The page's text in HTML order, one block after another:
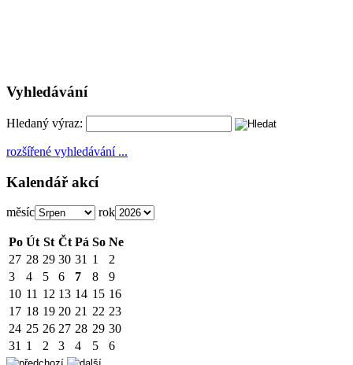
Vyhledávání
Hledaný výraz:
rozšířené vyhledávání ...
Kalendář akcí
měsíc rok
Po Út St Čt Pá So Ne
27 28 29 30 31 1
2
3
4 5 6 7 8
9
10 11 12 13 14 15 16
17 18 19 20 21 22 23
24 25 26 27 28 29 30
31 1 2 3 4 5 6